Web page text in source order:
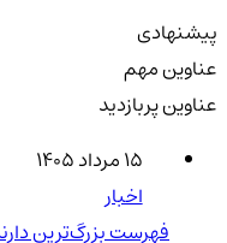
پیشنهادی
عناوین مهم
عناوین پربازدید
۱۵ مرداد ۱۴۰۵
اخبار
فهرست بزرگ‌ترین